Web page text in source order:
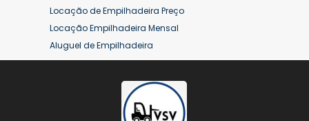
Locação de Empilhadeira Preço
Locação Empilhadeira Mensal
Aluguel de Empilhadeira
Aluguel de Empilhadeira a Combustão
Aluguel de Empilhadeira Diária Valor
Aluguel de Empilhadeira Elétrica
Aluguel de Empilhadeira Elétrica Preço